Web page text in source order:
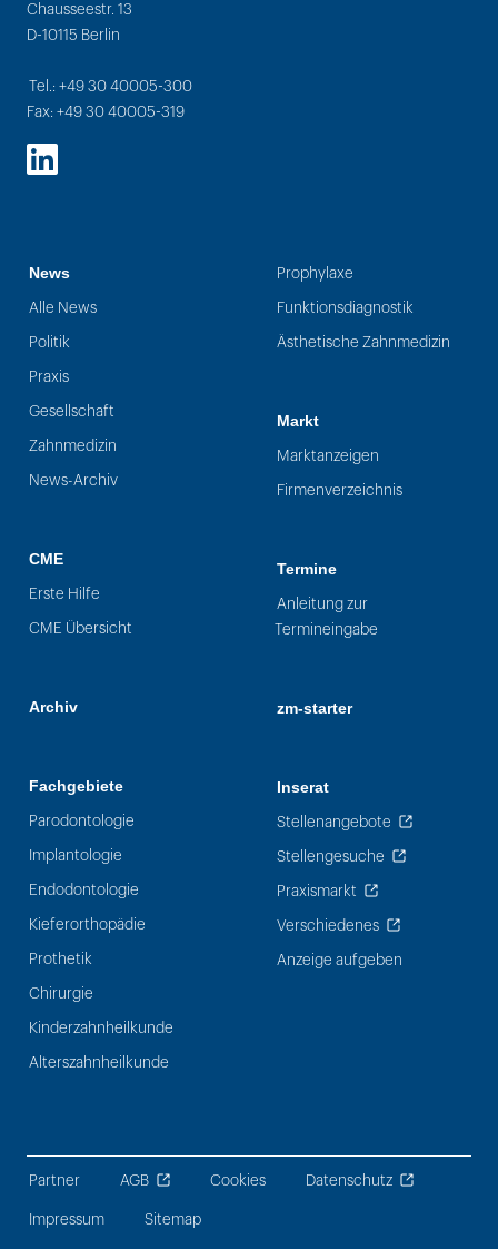
Chausseestr. 13
D-10115 Berlin
Tel.: +49 30 40005-300
Fax: +49 30 40005-319
LinkedIn
News
Alle News
Politik
Praxis
Gesellschaft
Zahnmedizin
News-Archiv
CME
Erste Hilfe
CME Übersicht
Archiv
Fachgebiete
Parodontologie
Implantologie
Endodontologie
Kieferorthopädie
Prothetik
Chirurgie
Kinderzahnheilkunde
Alterszahnheilkunde
Prophylaxe
Funktionsdiagnostik
Ästhetische Zahnmedizin
Markt
Marktanzeigen
Firmenverzeichnis
Termine
Anleitung zur
Termineingabe
zm-starter
Inserat
Stellenangebote
Stellengesuche
Praxismarkt
Verschiedenes
Anzeige aufgeben
Partner AGB Cookies Datenschutz
Impressum Sitemap